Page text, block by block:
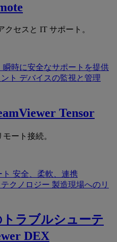
セスと IT サポート。
瞬時に安全なサポートを提供
ト デバイスの監視と管理
Tensor
ート接続。
安全、柔軟、連携
クノロジー 製造現場へのリ
ラブルシューテ
DEX